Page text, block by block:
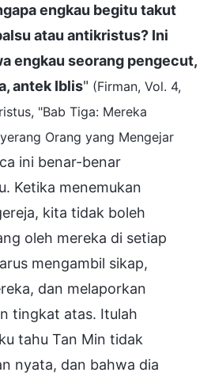
engkau begitu takut
atau antikristus? Ini
engkau seorang pengecut,
antek Iblis" (Firman, Vol. 4,
"Bab Tiga: Mereka
Orang yang Mengejar
ini benar-benar
Ketika menemukan
kita tidak boleh
oleh mereka di setiap
mengambil sikap,
dan melaporkan
tingkat atas. Itulah
tahu Tan Min tidak
nyata, dan bahwa dia